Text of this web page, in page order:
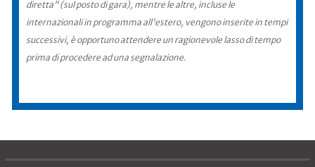
diretta" (sul posto di gara), mentre le altre, incluse le
internazionali in programma all'estero, vengono inserite in tempi
successivi, è opportuno attendere un ragionevole lasso di tempo
prima di procedere ad una segnalazione.